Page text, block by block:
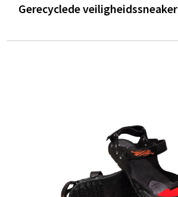
Gerecyclede veiligheidssneaker